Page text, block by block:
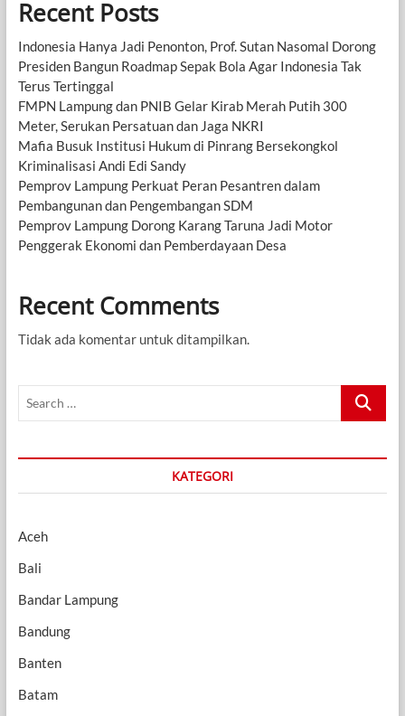
Recent Posts
Indonesia Hanya Jadi Penonton, Prof. Sutan Nasomal Dorong
Presiden Bangun Roadmap Sepak Bola Agar Indonesia Tak
Terus Tertinggal
FMPN Lampung dan PNIB Gelar Kirab Merah Putih 300
Meter, Serukan Persatuan dan Jaga NKRI
Mafia Busuk Institusi Hukum di Pinrang Bersekongkol
Kriminalisasi Andi Edi Sandy
Pemprov Lampung Perkuat Peran Pesantren dalam
Pembangunan dan Pengembangan SDM
Pemprov Lampung Dorong Karang Taruna Jadi Motor
Penggerak Ekonomi dan Pemberdayaan Desa
Recent Comments
Tidak ada komentar untuk ditampilkan.
Search
KATEGORI
Aceh
Bali
Bandar Lampung
Bandung
Banten
Batam